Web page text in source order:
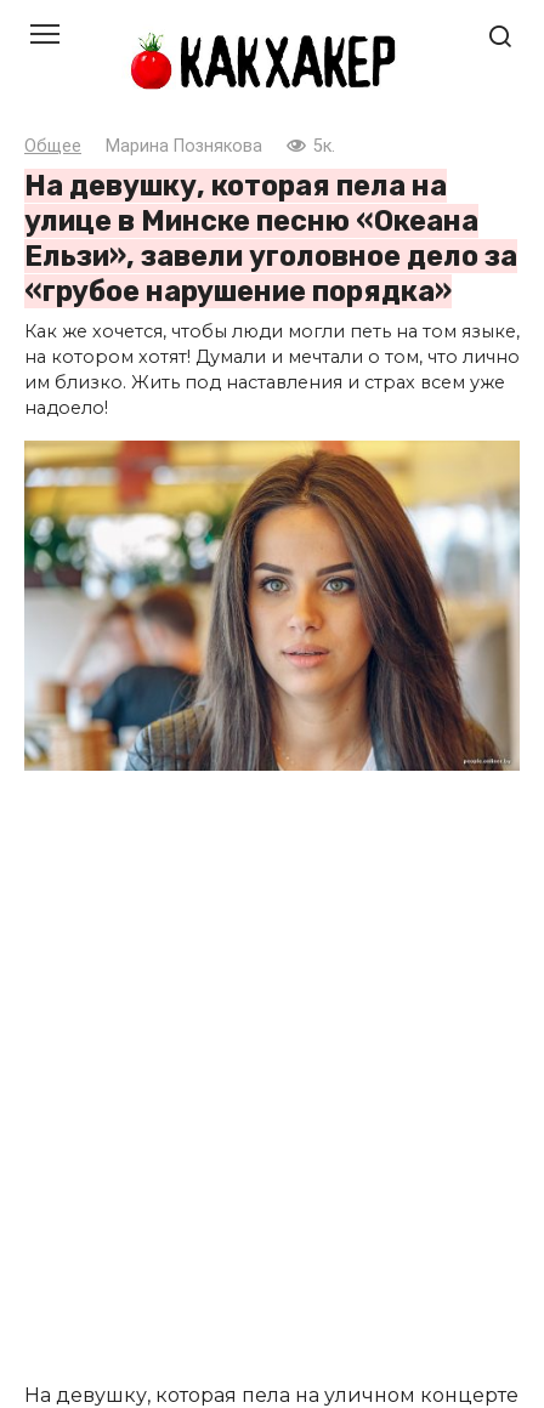
Общее Марина Познякова 5к.
На девушку, которая пела на
улице в Минске песню «Океана
Ельзи», завели уголовное дело за
«грубое нарушение порядка»
Как же хочется, чтобы люди могли петь на том языке,
на котором хотят! Думали и мечтали о том, что лично
им близко. Жить под наставления и страх всем уже
надоело!
На девушку, которая пела на уличном концерте